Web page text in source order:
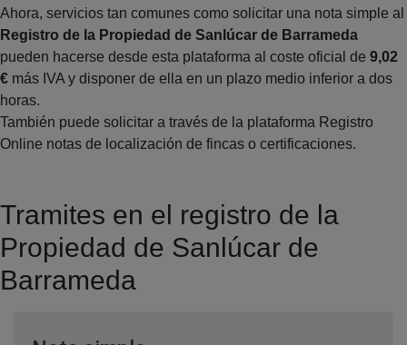
Ahora, servicios tan comunes como solicitar una nota simple al
Registro de la Propiedad de Sanlúcar de Barrameda
pueden hacerse desde esta plataforma al coste oficial de 9,02
€ más IVA y disponer de ella en un plazo medio inferior a dos
horas.
También puede solicitar a través de la plataforma Registro
Online notas de localización de fincas o certificaciones.
Tramites en el registro de la
Propiedad de Sanlúcar de
Barrameda